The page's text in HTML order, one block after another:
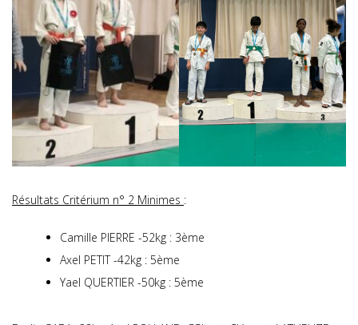
Résultats Critérium n° 2 Minimes :
Camille PIERRE -52kg : 3ème
Axel PETIT -42kg : 5ème
Yael QUERTIER -50kg : 5ème